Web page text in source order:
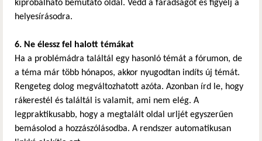
kipróbálható bemutató oldal. Vedd a fáradságot és figyelj a
helyesírásodra.
6. Ne élessz fel halott témákat
Ha a problémádra találtál egy hasonló témát a fórumon, de
a téma már több hónapos, akkor nyugodtan indíts új témát.
Rengeteg dolog megváltozhatott azóta. Azonban írd le, hogy
rákerestél és találtál is valamit, ami nem elég. A
legpraktikusabb, hogy a megtalált oldal urljét egyszerűen
bemásolod a hozzászólásodba. A rendszer automatikusan